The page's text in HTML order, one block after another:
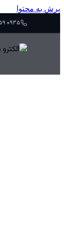
پرش به محتوا
۰۹۳۵ ۱۵۹ ۱۳۹۵